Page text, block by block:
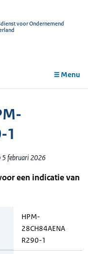
voor Ondernemend
Menu
1
5 februari 2026
een indicatie van
HPM-
28CH84AENA
R290-1